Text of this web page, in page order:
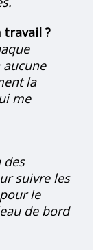
travail ?
la
me
des
suivre les
le
de bord